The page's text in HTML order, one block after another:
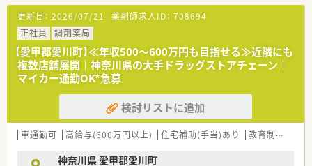
【募集背景と求める人物像について】
■欠員補充に伴う急募案件となっており、在宅医療への意欲が高
い方や新しい価値を創造したい方を歓迎しています。
■処方箋通りに調剤するだけでなく、多職種と連携しながら一歩
踏み込んだ地域医療に挑戦したい方を求めています。
■普通自動車免許は必須となりますが、在宅業務の経験は不問で
あり、人柄や意欲を最優先に選考を行います。
【法人特徴について】
■神奈川県内を中心に店舗展開しており、2025年中には厚木市
内に新店舗の開局を予定している成長企業です。
完備するなど高度な在宅医療に注力しています。
更新日： 2026/07/21 薬剤師求人ID： 708694
正社員
調剤薬局
【愛甲郡愛川町】≪年収500～600万円も目指せる≫近隣にも
複数店舗展開｜神奈川県の大手ドラッグストアチェーン｜
マイカー通勤OK*急募
検討リストに追加
車通勤可 高給与(600万円以上) 住宅補助(手当)あり 教育制度あり
神奈川県 愛甲郡愛川町